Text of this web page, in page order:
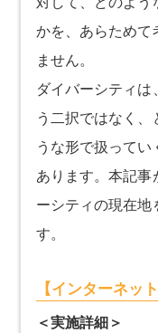
かを、あらためて
ません。
ダイバーシティ
う二択ではなく
うな形で扱って
あります。本記
ーシティの現在地
す。
【インターネッ
＜実施詳細＞